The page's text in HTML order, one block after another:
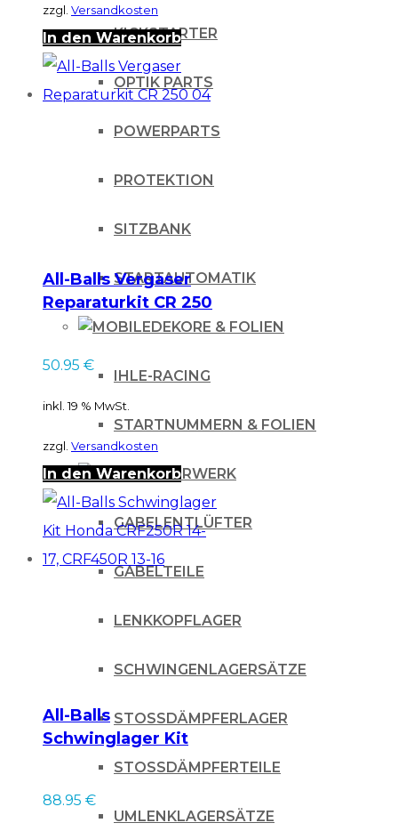
KICKSTARTER
OPTIK PARTS
POWERPARTS
PROTEKTION
SITZBANK
STARTAUTOMATIK
DEKORE & FOLIEN
IHLE-RACING
STARTNUMMERN & FOLIEN
FAHRWERK
GABELENTLÜFTER
GABELTEILE
LENKKOPFLAGER
SCHWINGENLAGERSÄTZE
STOSSDÄMPFERLAGER
STOSSDÄMPFERTEILE
UMLENKLAGERSÄTZE
zzgl. Versandkosten
In den Warenkorb
All-Balls Vergaser
Reparaturkit CR 250
04
50.95 €
inkl. 19 % MwSt.
zzgl. Versandkosten
In den Warenkorb
All-Balls
Schwinglager Kit
Honda CRF250R 14-
88.95 €